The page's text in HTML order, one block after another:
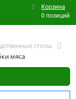
Корзина
0 позиций
столы
мяса